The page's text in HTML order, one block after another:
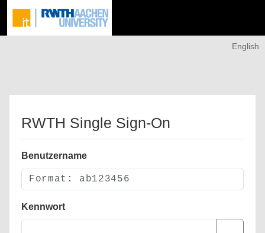
English
RWTH Single Sign-On
Benutzername
Kennwort